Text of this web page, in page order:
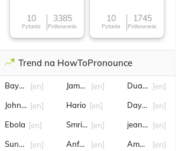
10
Pytania
3385
Próbowanie
10
Pytania
1745
Próbowanie
Trend na HowToPronounce
Bayern Munich
[en]
John Ortiz
[en]
Ebola [en]
Sung dynasty
[en]
James Trafford
[en]
Hario [en]
Smriti Irani
[en]
Anfernee Simons
[en]
Duane Morris
[en]
Dayne Zorko
[en]
jeanne [en]
Amanda Knox
[en]